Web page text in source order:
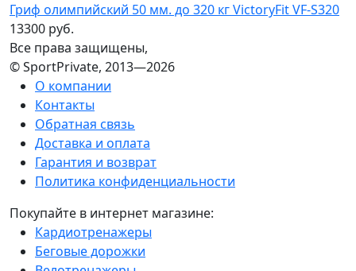
Гриф олимпийский 50 мм. до 320 кг VictoryFit VF-S320
13300 руб.
Все права защищены,
© SportPrivate, 2013—2026
О компании
Контакты
Обратная связь
Доставка и оплата
Гарантия и возврат
Политика конфиденциальности
Покупайте в интернет магазине:
Кардиотренажеры
Беговые дорожки